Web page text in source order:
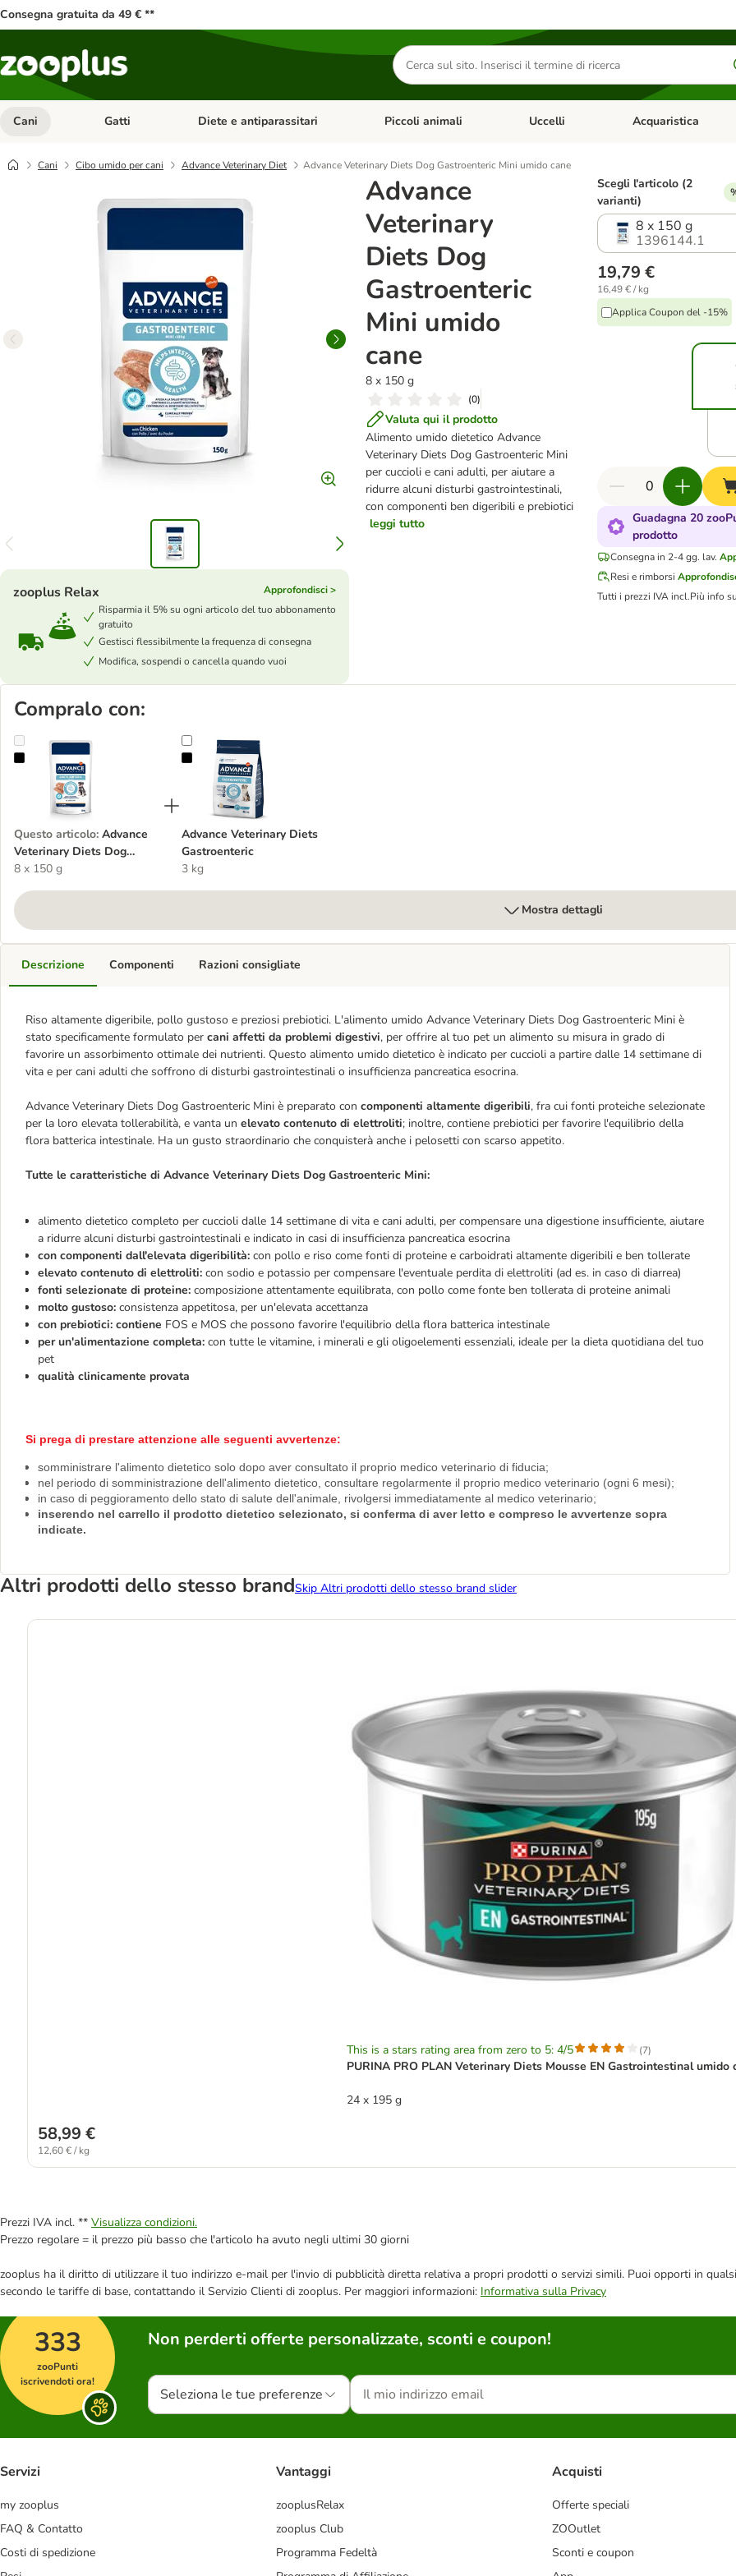
Consegna gratuita da 49 € **
Cerca
prodotti
Cani Apri Menu Categoria: Cani
Gatti Apri Menu Categoria: Gatti
Diete e antiparassitari Apri Menu Categoria: Diete e antiparassitari
Piccoli animali Apri Menu Categoria: Piccoli animali
Uccelli Apri Menu Categoria:
Acquaristica
Cani Cibo umido per cani Advance Veterinary Diet Advance Veterinary Diets Dog Gastroenteric Mini umido cane
Advance
Veterinary
Diets Dog
Gastroenteric
Mini umido
cane
8 x 150 g
(0)
Valuta qui il prodotto
Alimento umido dietetico Advance
Veterinary Diets Dog Gastroenteric Mini
per cuccioli e cani adulti, per aiutare a
ridurre alcuni disturbi gastrointestinali,
con componenti ben digeribili e prebiotici
leggi tutto
zooplus Relax
Approfondisci >
Risparmia il 5% su ogni articolo del tuo abbonamento
gratuito
Gestisci flessibilmente la frequenza di consegna
Modifica, sospendi o cancella quando vuoi
Scegli l'articolo (2
varianti)
8 x 150 g
1396144.1
19,79 €
16,49 € / kg
Applica Coupon del -15%
Guadagna 20
prodotto
Consegna in 2-4 gg. lav.
Resi e rimborsi
Tutti i prezzi IVA incl.Più info
Compralo con:
Advance Veterinary Diets Dog Gastroenteric Mini umido cane
Questo articolo: Advance
Veterinary Diets Dog
Gastroenteric Mini umido
8 x 150 g
Advance Veterinary Diets Gastroenteric
Advance Veterinary Diets
Gastroenteric
3 kg
Mostra dettagli
Descrizione
Riso altamente digeribile, pollo gustoso e preziosi prebiotici. L'alimento umido Advance Veterinary Diets Dog Gastroenteric Mini è
stato specificamente formulato per cani affetti da problemi digestivi, per offrire al tuo pet un alimento su misura in grado di
favorire un assorbimento ottimale dei nutrienti. Questo alimento umido dietetico è indicato per cuccioli a partire dalle 14 settimane di
vita e per cani adulti che soffrono di disturbi gastrointestinali o insufficienza pancreatica esocrina.
Advance Veterinary Diets Dog Gastroenteric Mini è preparato con componenti altamente digeribili, fra cui fonti proteiche selezionate
per la loro elevata tollerabilità, e vanta un elevato contenuto di elettroliti; inoltre, contiene prebiotici per favorire l'equilibrio della
flora batterica intestinale. Ha un gusto straordinario che conquisterà anche i pelosetti con scarso appetito.
Tutte le caratteristiche di Advance Veterinary Diets Dog Gastroenteric Mini:
alimento dietetico completo per cuccioli dalle 14 settimane di vita e cani adulti, per compensare una digestione insufficiente, aiutare
a ridurre alcuni disturbi gastrointestinali e indicato in casi di insufficienza pancreatica esocrina
con componenti dall'elevata digeribilità: con pollo e riso come fonti di proteine e carboidrati altamente digeribili e ben tollerate
elevato contenuto di elettroliti: con sodio e potassio per compensare l'eventuale perdita di elettroliti (ad es. in caso di diarrea)
fonti selezionate di proteine: composizione attentamente equilibrata, con pollo come fonte ben tollerata di proteine animali
molto gustoso: consistenza appetitosa, per un'elevata accettanza
con prebiotici: contiene FOS e MOS che possono favorire l'equilibrio della flora batterica intestinale
per un'alimentazione completa: con tutte le vitamine, i minerali e gli oligoelementi essenziali, ideale per la dieta quotidiana del tuo
pet
qualità clinicamente provata
Si prega di prestare attenzione alle seguenti avvertenze:
somministrare l'alimento dietetico solo dopo aver consultato il proprio medico veterinario di fiducia;
nel periodo di somministrazione dell'alimento dietetico, consultare regolarmente il proprio medico veterinario (ogni 6 mesi);
in caso di peggioramento dello stato di salute dell'animale, rivolgersi immediatamente al medico veterinario;
inserendo nel carrello il prodotto dietetico selezionato, si conferma di aver letto e compreso le avvertenze sopra
indicate.
Componenti Razioni consigliate
Altri prodotti dello stesso brandSkip Altri prodotti dello stesso brand slider
This is a stars rating area from zero to 5: 4/5 (7)
PURINA PRO PLAN Veterinary Diets Mousse EN Gastrointestinal umido
24 x 195 g
58,99 €
12,60 € / kg
Prezzi IVA incl. ** Visualizza condizioni.
Prezzo regolare = il prezzo più basso che l'articolo ha avuto negli ultimi 30 giorni
zooplus ha il diritto di utilizzare il tuo indirizzo e-mail per l'invio di pubblicità diretta relativa a propri prodotti o servizi simili. Puoi opporti in
secondo le tariffe di base, contattando il Servizio Clienti di zooplus. Per maggiori informazioni: Informativa sulla Privacy
333
zooPunti
iscrivendoti ora!
Non perderti offerte personalizzate, sconti e coupon!
Seleziona le tue preferenze
Servizi
my zooplus
FAQ & Contatto
Costi di spedizione
Vantaggi
zooplusRelax
zooplus Club
Programma Fedeltà
Acquisti
Offerte speciali
ZOOutlet
Sconti e coupon